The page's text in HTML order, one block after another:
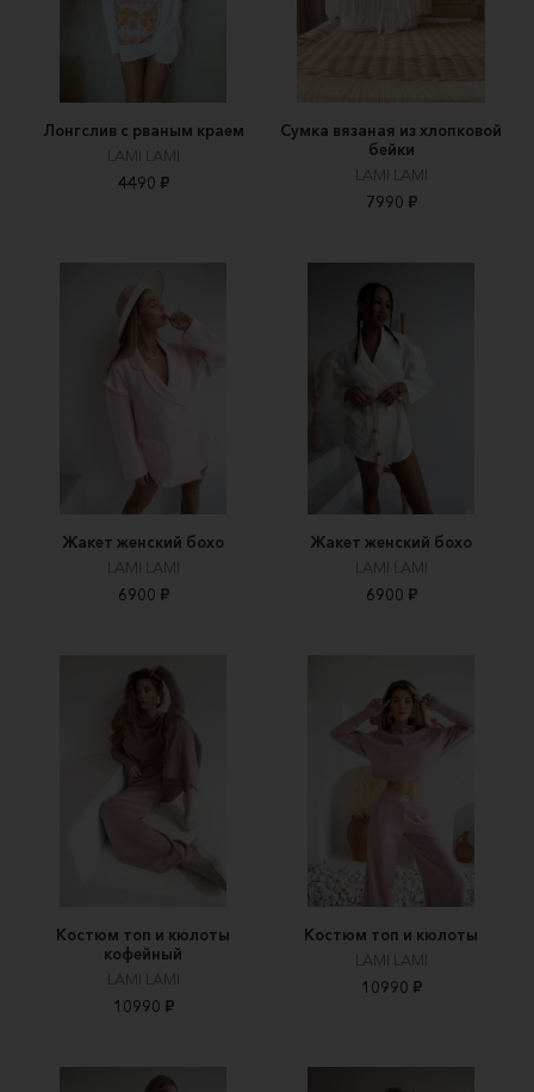
Лонгслив с рваным краем
LAMI LAMI
4490 ₽
Сумка вязаная из хлопковой
бейки
LAMI LAMI
7990 ₽
Жакет женский бохо
LAMI LAMI
6900 ₽
Жакет женский бохо
LAMI LAMI
6900 ₽
Костюм топ и кюлоты
кофейный
LAMI LAMI
10990 ₽
Костюм топ и кюлоты
LAMI LAMI
10990 ₽